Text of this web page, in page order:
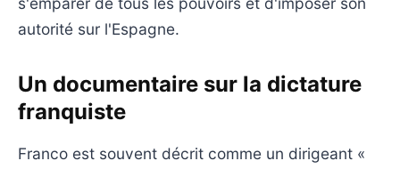
autorité sur l'Espagne.
Un documentaire sur la dictature
franquiste
Franco est souvent décrit comme un dirigeant «